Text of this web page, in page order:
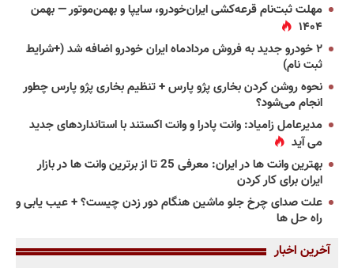
مهلت ثبت‌نام قرعه‌کشی ایران‌خودرو، سایپا و بهمن‌موتور — بهمن
۱۴۰۴
۲ خودرو جدید به فروش مردادماه ایران خودرو اضافه شد (+شرایط
ثبت نام)
نحوه روشن کردن بخاری پژو پارس + تنظیم بخاری پژو پارس چطور
انجام می‌شود؟
مدیرعامل زامیاد: وانت پادرا و وانت اکستند با استانداردهای جدید
می آید
بهترین وانت ها در ایران: معرفی 25 تا از برترین وانت ها در بازار
ایران برای کار کردن
علت صدای چرخ جلو ماشین هنگام دور زدن چیست؟ + عیب یابی و
راه حل ها
آخرین اخبار